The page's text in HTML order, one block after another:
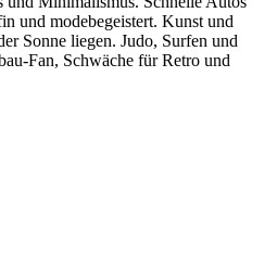
und modebegeistert. Kunst und
Sonne liegen. Judo, Surfen und
Fan, Schwäche für Retro und